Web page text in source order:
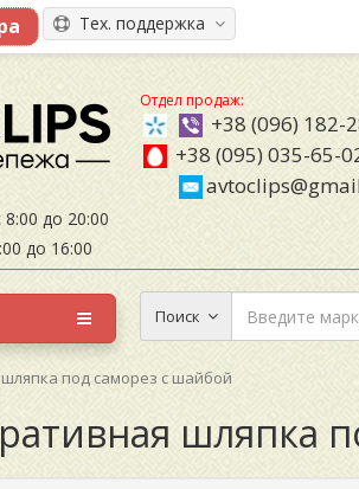
Тех. поддержка
до 20:00
до 16:00
Отдел продаж:
+38 (096) 182-
+38 (095) 035-65-
Поиск
под саморез с шайбой
шляпка